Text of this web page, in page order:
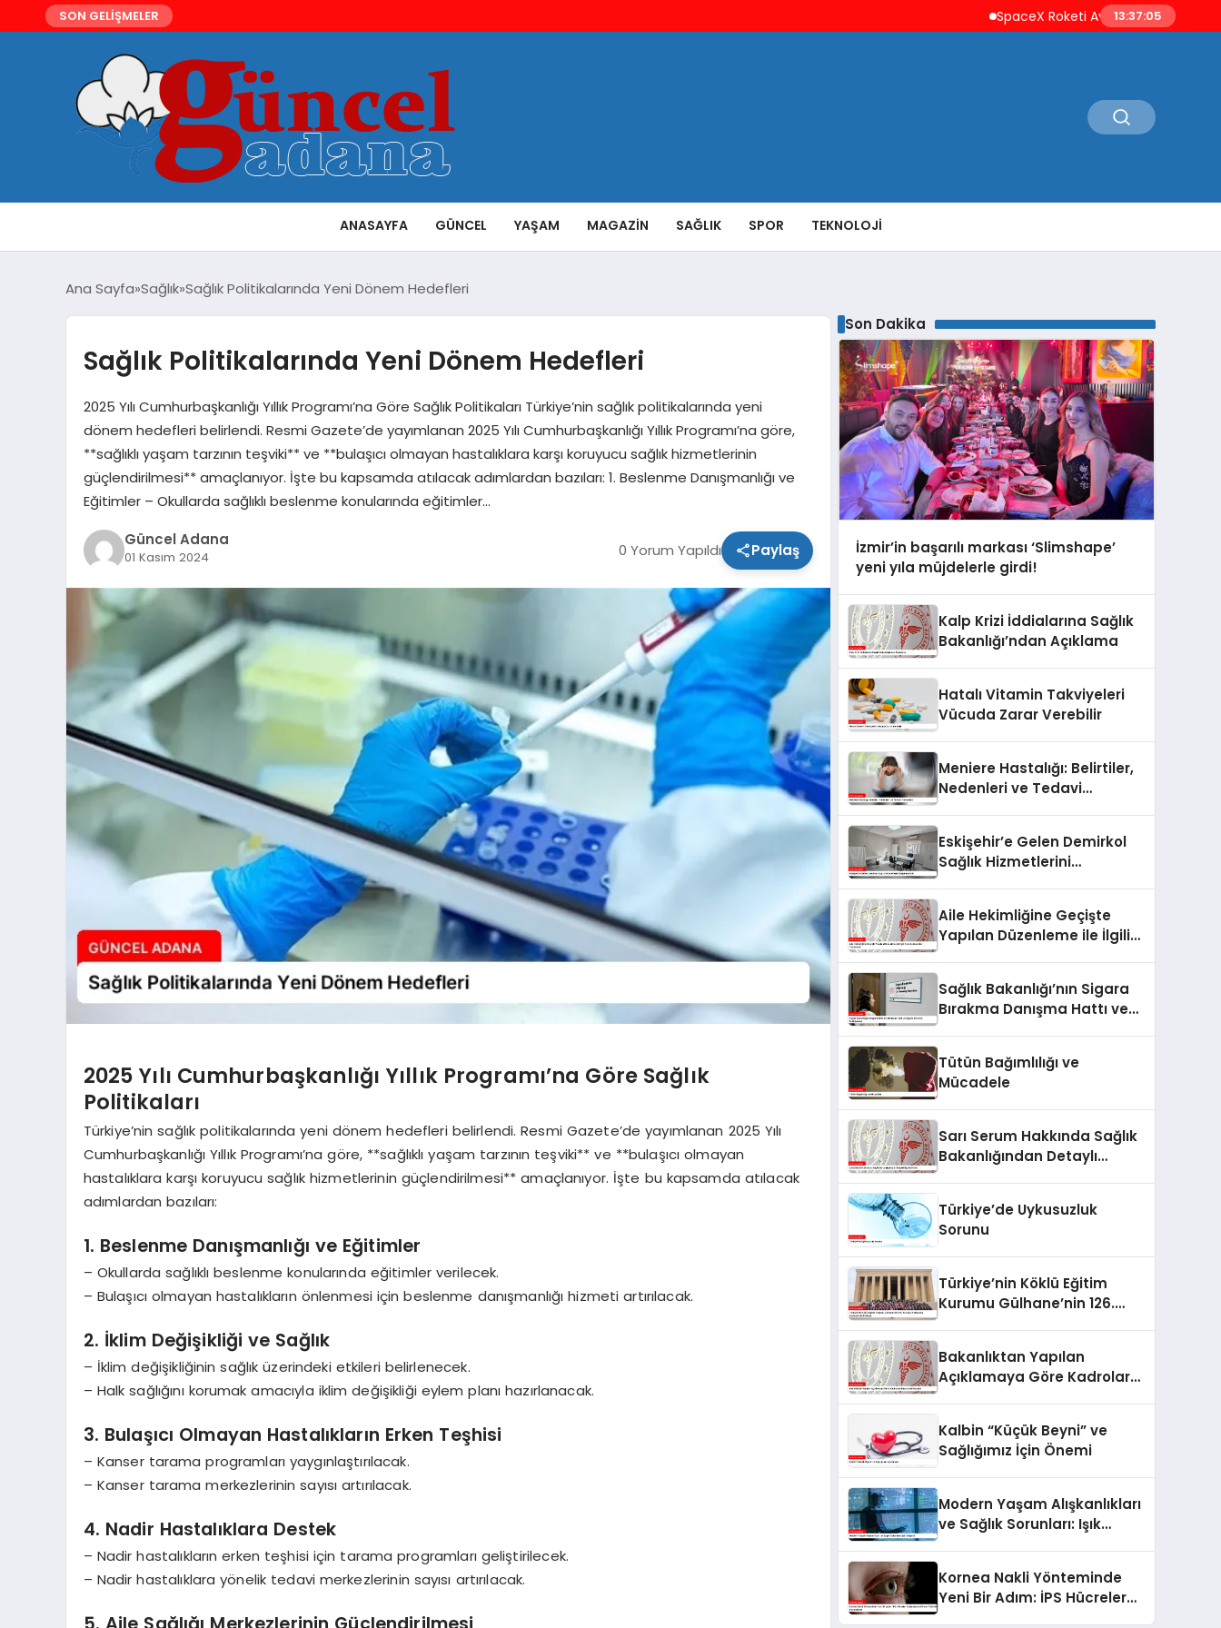
SON GELİŞMELER SpaceX Roketi Ay’a Çarptı Uzay Çöpleri
13:37:06
ANASAYFA GÜNCEL YAŞAM MAGAZIN SAĞLIK SPOR TEKNOLOJI
Ana Sayfa Sağlık Sağlık Politikalarında Yeni Dönem Hedefleri
Sağlık Politikalarında Yeni Dönem Hedefleri
2025 Yılı Cumhurbaşkanlığı Yıllık Programı’na Göre Sağlık Politikaları Türkiye’nin sağlık politikalarında yeni
dönem hedefleri belirlendi. Resmi Gazete’de yayımlanan 2025 Yılı Cumhurbaşkanlığı Yıllık Programı’na göre,
**sağlıklı yaşam tarzının teşviki** ve **bulaşıcı olmayan hastalıklara karşı koruyucu sağlık hizmetlerinin
güçlendirilmesi** amaçlanıyor. İşte bu kapsamda atılacak adımlardan bazıları: 1. Beslenme Danışmanlığı ve
Eğitimler – Okullarda sağlıklı beslenme konularında eğitimler…
Güncel Adana
01 Kasım 2024 0 Yorum Yapıldı Paylaş
2025 Yılı Cumhurbaşkanlığı Yıllık Programı’na Göre Sağlık
Politikaları
Türkiye’nin sağlık politikalarında yeni dönem hedefleri belirlendi. Resmi Gazete’de yayımlanan 2025 Yılı
Cumhurbaşkanlığı Yıllık Programı’na göre, **sağlıklı yaşam tarzının teşviki** ve **bulaşıcı olmayan
hastalıklara karşı koruyucu sağlık hizmetlerinin güçlendirilmesi** amaçlanıyor. İşte bu kapsamda atılacak
adımlardan bazıları:
1. Beslenme Danışmanlığı ve Eğitimler
– Okullarda sağlıklı beslenme konularında eğitimler verilecek.
– Bulaşıcı olmayan hastalıkların önlenmesi için beslenme danışmanlığı hizmeti artırılacak.
2. İklim Değişikliği ve Sağlık
– İklim değişikliğinin sağlık üzerindeki etkileri belirlenecek.
– Halk sağlığını korumak amacıyla iklim değişikliği eylem planı hazırlanacak.
3. Bulaşıcı Olmayan Hastalıkların Erken Teşhisi
– Kanser tarama programları yaygınlaştırılacak.
– Kanser tarama merkezlerinin sayısı artırılacak.
4. Nadir Hastalıklara Destek
– Nadir hastalıkların erken teşhisi için tarama programları geliştirilecek.
– Nadir hastalıklara yönelik tedavi merkezlerinin sayısı artırılacak.
Son Dakika
İzmir’in başarılı markası ‘Slimshape’
yeni yıla müjdelerle girdi!
Kalp Krizi İddialarına Sağlık
Bakanlığı’ndan Açıklama
Hatalı Vitamin Takviyeleri
Vücuda Zarar Verebilir
Meniere Hastalığı: Belirtiler,
Nedenleri ve Tedavi
Eskişehir’e Gelen Demirkol
Sağlık Hizmetlerini
Aile Hekimliğine Geçişte
Yapılan Düzenleme ile İlgili
Sağlık Bakanlığı’nın Sigara
Bırakma Danışma Hattı ve
Tütün Bağımlılığı ve
Mücadele
Sarı Serum Hakkında Sağlık
Bakanlığından Detaylı
Türkiye’de Uykusuzluk
Sorunu
Türkiye’nin Köklü Eğitim
Kurumu Gülhane’nin 126.
Bakanlıktan Yapılan
Açıklamaya Göre Kadrolara
Kalbin “Küçük Beyni” ve
Sağlığımız İçin Önemi
Modern Yaşam Alışkanlıkları
ve Sağlık Sorunları: Işık
Kornea Nakli Yönteminde
Yeni Bir Adım: İPS Hücreler